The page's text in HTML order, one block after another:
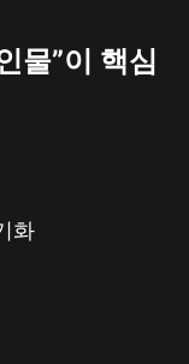
물”이 핵심
화